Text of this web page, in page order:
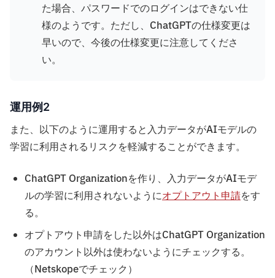
た場合、パスワードでのログインはできない仕
様のようです。ただし、ChatGPTの仕様変更は
早いので、今後の仕様変更に注意してくださ
い。
運用例2
また、以下のように運用すると入力データがAIモデルの
学習に利用されるリスクを軽減することができます。
ChatGPT Organizationを作り、入力データがAIモデ
ルの学習に利用されないようにオプトアウト申請をす
る。
オプトアウト申請をした以外はChatGPT Organization
のアカウント以外は使わないようにチェックする。
（Netskopeでチェック）